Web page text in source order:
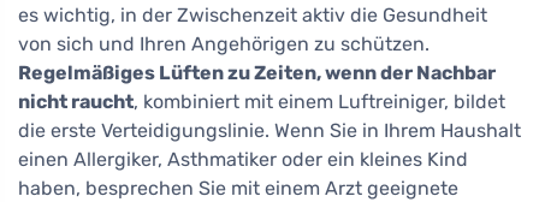
es wichtig, in der Zwischenzeit aktiv die Gesundheit
von sich und Ihren Angehörigen zu schützen.
Regelmäßiges Lüften zu Zeiten, wenn der Nachbar
nicht raucht, kombiniert mit einem Luftreiniger, bildet
die erste Verteidigungslinie. Wenn Sie in Ihrem Haushalt
einen Allergiker, Asthmatiker oder ein kleines Kind
haben, besprechen Sie mit einem Arzt geeignete